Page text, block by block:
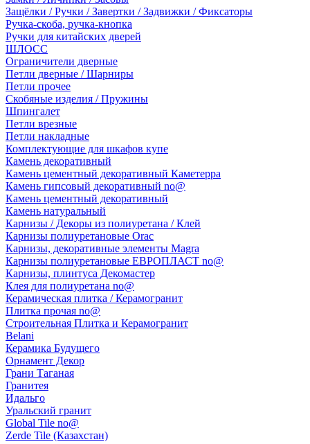
Защёлки / Ручки / Завертки / Задвижки / Фиксаторы
Ручка-скоба, ручка-кнопка
Ручки для китайских дверей
ШЛОСС
Ограничители дверные
Петли дверные / Шарниры
Петли прочее
Скобяные изделия / Пружины
Шпингалет
Петли врезные
Петли накладные
Комплектующие для шкафов купе
Камень декоративный
Камень цементный декоративный Каметерра
Камень гипсовый декоративный no@
Камень цементный декоративный
Камень натуральный
Карнизы / Декоры из полиуретана / Клей
Карнизы полиуретановые Orac
Карнизы, декоративные элементы Magra
Карнизы полиуретановые ЕВРОПЛАСТ no@
Карнизы, плинтуса Декомастер
Клея для полиуретана no@
Керамическая плитка / Керамогранит
Плитка прочая no@
Строительная Плитка и Керамогранит
Belani
Керамика Будущего
Орнамент Декор
Грани Таганая
Гранитея
Идальго
Уральский гранит
Global Tile no@
Zerde Tile (Казахстан)